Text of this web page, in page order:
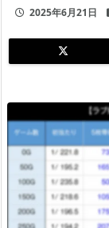
2025年6月21日